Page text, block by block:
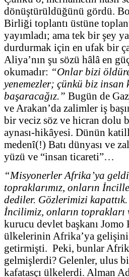
dönüştürüldüğünü gördü.
Birliği toplantı üstüne
yayımladı; ama tek bir şey
durdurmak için en ufak bir
Aliya’nın şu sözü hâlâ en
okumadır: “Onlar bizi
yenemezler; çünkü biz insan
başaracağız.” Bugün de
ve Arakan’da zalimler iş
bir veciz söz ve hicran dolu
aynası-hikâyesi. Dünün
medenî(!) Batı dünyası ve
yüzü ve “insan ticareti”…
“Misyonerler Afrika’ya
topraklarımız, onların
dediler. Gözlerimizi kapattık.
İncilimiz, onların toprakları
kurucu devlet başkanı Jomo
ülkelerinin Afrika’ya
getirmişti. Peki, bunlar
gelmişlerdi? Gelenler, ulus
kafatasçı ülkelerdi. Alman